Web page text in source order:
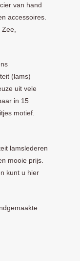
van hand
accessoires.
(lams)
uit vele
in 15
motief.
lamslederen
mooie prijs.
kunt u hier